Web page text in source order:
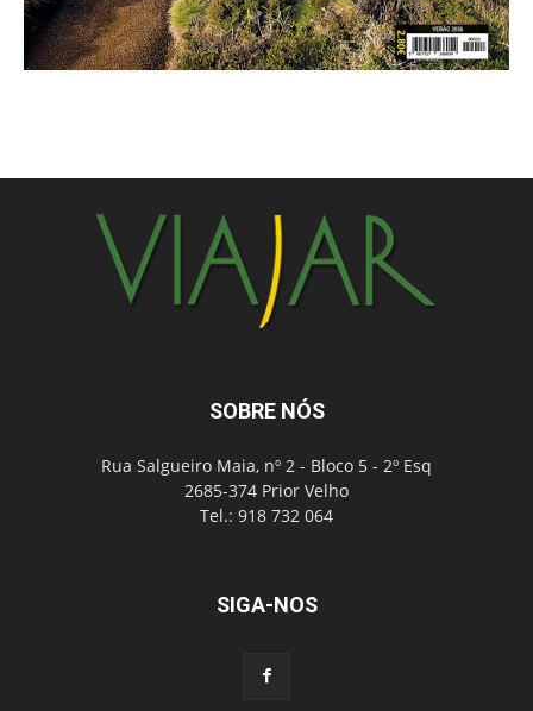
SOBRE NÓS
Rua Salgueiro Maia, nº 2 - Bloco 5 - 2º Esq
2685-374 Prior Velho
Tel.: 918 732 064
SIGA-NOS